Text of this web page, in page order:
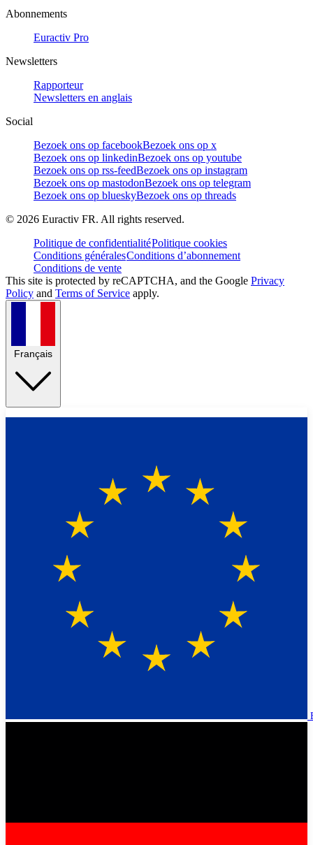
Abonnements
Euractiv Pro
Newsletters
Rapporteur
Newsletters en anglais
Social
Bezoek ons op facebookBezoek ons op x
Bezoek ons op linkedinBezoek ons op youtube
Bezoek ons op rss-feedBezoek ons op instagram
Bezoek ons op mastodonBezoek ons op telegram
Bezoek ons op blueskyBezoek ons op threads
© 2026 Euractiv FR. All rights reserved.
Politique de confidentialitéPolitique cookies
Conditions généralesConditions d’abonnement
Conditions de vente
This site is protected by reCAPTCHA, and the Google Privacy
Policy and Terms of Service apply.
Français